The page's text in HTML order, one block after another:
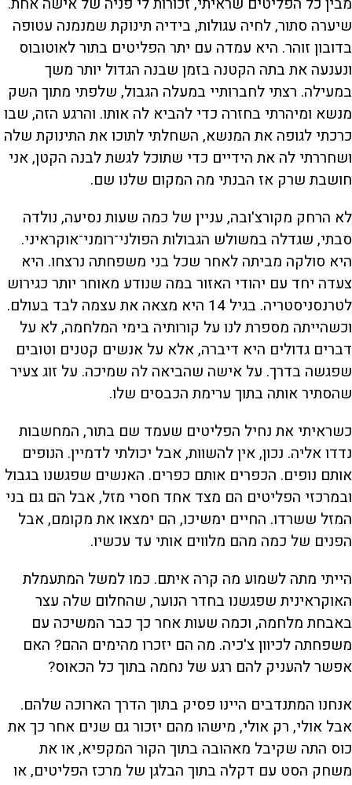
שיערה סתור, לחיה עגולות, בידיה תינוקת שמנמנה עטופה
בדובון זוהר. היא עמדה עם יתר הפליטים בתור לאוטובוס
ונענעה את בתה הקטנה בזמן שבנה הגדול יותר משך
במעילה. רצתי לחברותיי במעלה הגבול, שלפתי מתוך השק
מנשא ומיהרתי בחזרה כדי להביא לה אותו. והרגע הזה, שבו
כרכתי לגופה את המנשא, השחלתי לתוכו את התינוקת שלה
ושחררתי לה את הידיים כדי שתוכל לגשת לבנה הקטן, אני
חושבת שרק אז הבנתי מה המקום שלנו שם.
לא הרחק מקורצ'ובה, עניין של כמה שעות נסיעה, נולדה
סבתי, שגדלה במשולש הגבולות הפולני־רומני־אוקראיני.
היא סולקה מביתה לאחר שכל בני משפחתה נרצחו. היא
צעדה יחד עם יהודי האזור במה שנודע מאוחר יותר כגירוש
לטרנסניסטריה. בגיל 14 היא מצאה את עצמה לבד בעולם.
וכשהייתה מספרת לנו על קורותיה בימי המלחמה, לא על
דברים גדולים היא דיברה, אלא על אנשים קטנים וטובים
שפגשה בדרך. על אישה שהביאה לה שמיכה. על זוג צעיר
שהסתיר אותה בתוך ערימת הכבסים שלו.
כשראיתי את נחיל הפליטים שעמד שם בתור, המחשבות
נדדו אליה. נכון, אין להשוות, אבל יכולתי לדמיין. הנופים
אותם נופים. הכפרים אותם כפרים. האנשים שפגשנו בגבול
ובמרכזי הפליטים הם מצד אחד חסרי מזל, אבל הם גם בני
המזל ששרדו. החיים ימשיכו, הם ימצאו את מקומם, אבל
הפנים של כמה מהם מלווים אותי עד עכשיו.
הייתי מתה לשמוע מה קרה איתם. כמו למשל המתעמלת
האוקראינית שפגשנו בחדר הנוער, שהחלום שלה עצר
באבחת מלחמה, וכמה שעות אחר כך כבר המשיכה עם
משפחתה לכיוון צ'כיה. מה הם יזכרו מהימים ההם? האם
אפשר להעניק להם רגע של נחמה בתוך כל הכאוס?
אנחנו המתנדבים היינו פסיק בתוך הדרך הארוכה שלהם.
אבל אולי, רק אולי, מישהו מהם יזכור גם שנים אחר כך את
כוס התה שקיבל מאהובה בתוך הקור המקפיא, או את
משחק הסט עם דקלה בתוך הבלגן של מרכז הפליטים, או